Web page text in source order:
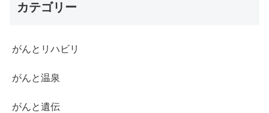
カテゴリー
がんとリハビリ
がんと温泉
がんと遺伝